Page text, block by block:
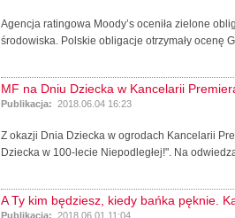
Agencja ratingowa Moody’s oceniła zielone
środowiska. Polskie obligacje otrzymały ocenę
MF na Dniu Dziecka w Kancelarii
Publikacja: 2018.06.04 16:23
Z okazji Dnia Dziecka w ogrodach Kancelarii
Dziecka w 100-lecie Niepodległej!". Na
A Ty kim będziesz, kiedy bańka pęknie.
Publikacja: 2018.06.01 11:04